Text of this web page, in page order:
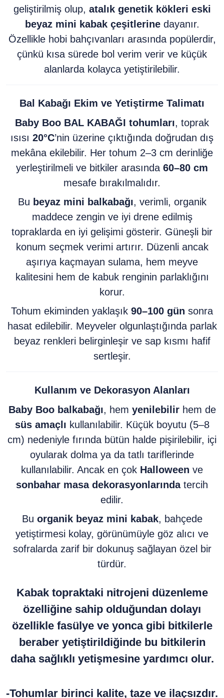
geliştirilmiş olup, atalık genetik kökleri eski
beyaz mini kabak çeşitlerinedayanır.
Özellikle hobi bahçıvanları arasında popülerdir,
çünkü kısa sürede bol verim verir ve küçük
alanlarda kolayca yetiştirilebilir.
Bal Kabağı Ekim ve Yetiştirme Talimatı
Baby Boo BAL KABAĞI tohumları, toprak
ısısı 20°C’nin üzerine çıktığında doğrudan dış
mekâna ekilebilir. Her tohum 2–3 cm derinliğe
yerleştirilmeli ve bitkiler arasında 60–80 cm
mesafe bırakılmalıdır.
Bu beyaz mini balkabağı, verimli, organik
maddece zengin ve iyi drene edilmiş
topraklarda en iyi gelişimi gösterir. Güneşli bir
konum seçmek verimi artırır. Düzenli ancak
aşırıya kaçmayan sulama, hem meyve
kalitesini hem de kabuk renginin parlaklığını
korur.
Tohum ekiminden yaklaşık 90–100 gün sonra
hasat edilebilir. Meyveler olgunlaştığında parlak
beyaz renkleri belirginleşir ve sap kısmı hafif
sertleşir.
Kullanım ve Dekorasyon Alanları
Baby Boo balkabağı, hem yenilebilirhem de
süs amaçlı kullanılabilir. Küçük boyutu (5–8
cm) nedeniyle fırında bütün halde pişirilebilir, içi
oyularak dolma ya da tatlı tariflerinde
kullanılabilir. Ancak en çok Halloween ve
sonbahar masa dekorasyonlarındatercih
edilir.
Bu organik beyaz mini kabak, bahçede
yetiştirmesi kolay, görünümüyle göz alıcı ve
sofralarda zarif bir dokunuş sağlayan özel bir
türdür.
Kabak topraktaki nitrojeni düzenleme
özelliğine sahip olduğundan dolayı
özellikle fasülye ve yonca gibi bitkilerle
beraber yetiştirildiğinde bu bitkilerin
daha sağlıklı yetişmesine yardımcı olur.
-Tohumlar birinci kalite, taze ve ilaçsızdır.